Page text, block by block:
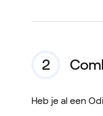
Heb je al een